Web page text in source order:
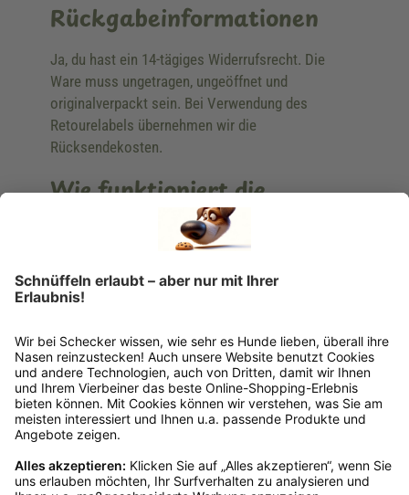
Rückgabeinformationen
Ja, du hast ein 14-tägiges Widerrufsrecht. Die
Ware muss ungetragen, ungeöffnet und
originalverpackt sein. Bei Verwendung des
Retourelabels übernehmen wir die
Rücksendekosten.
Wie funktioniert die
Rücksendung?
findest du online. Verpacke die Artikel
anschließend sicher und klebe das
dir in deinem Kundenkonto anfordern. Hast du als
Gast bestellt, schreibe uns eine Email an
verkauf@schecker.de oder rufe zu unseren
Servicezeiten an, dann lassen wir dir ein
Rücksendeetikett zukommen.